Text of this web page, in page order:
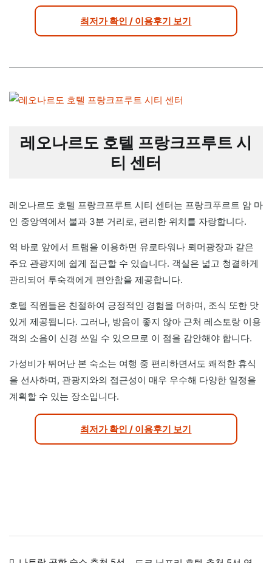
최저가 확인 / 이용후기 보기
레오나르도 호텔 프랑크프루트 시
티 센터
레오나르도 호텔 프랑크프루트 시티 센터는 프랑크푸르트 암 마
인 중앙역에서 불과 3분 거리로, 편리한 위치를 자랑합니다.
역 바로 앞에서 트램을 이용하면 유로타워나 뢰머광장과 같은
주요 관광지에 쉽게 접근할 수 있습니다. 객실은 넓고 청결하게
관리되어 투숙객에게 편안함을 제공합니다.
호텔 직원들은 친절하여 긍정적인 경험을 더하며, 조식 또한 맛
있게 제공됩니다. 그러나, 방음이 좋지 않아 근처 레스토랑 이용
객의 소음이 신경 쓰일 수 있으므로 이 점을 감안해야 합니다.
가성비가 뛰어난 본 숙소는 여행 중 편리하면서도 쾌적한 휴식
을 선사하며, 관광지와의 접근성이 매우 우수해 다양한 일정을
계획할 수 있는 장소입니다.
최저가 확인 / 이용후기 보기